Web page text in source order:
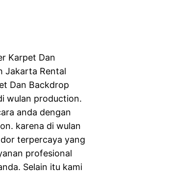
Karpet Dan
Jakarta Rental
Dan Backdrop
wulan production.
anda dengan
karena di wulan
terpercaya yang
profesional
Selain itu kami